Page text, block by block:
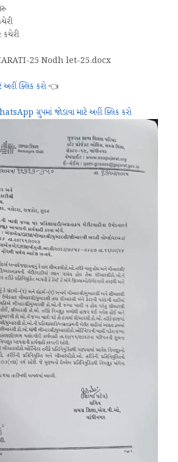
કચેરી
25 Nodh let-25.docx
અહીં ક્લિક કરો👈
ગ્રુપમાં જોડાવા માટે અહીં ક્લિક કરો